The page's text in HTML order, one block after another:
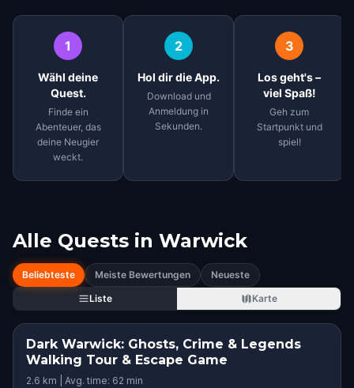
1
Wähl deine
Quest.
Finde ein
Abenteuer, das
deine Neugier
weckt.
2
Hol dir die App.
Download und
Anmeldung in
Sekunden.
3
Los geht's –
viel Spaß!
Geh zum
Startpunkt und
spiel!
Alle Quests in Warwick
Beliebteste Meiste Bewertungen
Neueste
Liste
Karte
Dark Warwick: Ghosts, Crime & Legends
Walking Tour & Escape Game
2.6 km | Avg. time: 62 min